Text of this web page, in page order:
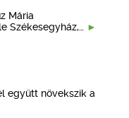
Mária
Székesegyház,…
együtt növekszik a